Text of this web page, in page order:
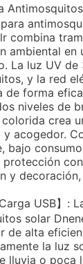
combina
ambiental en
La luz UV de
y la red
de forma
niveles de
crea
y acogedor.
bajo
protección
y
USB】:
solar
de alta
la luz
lluvia o poca